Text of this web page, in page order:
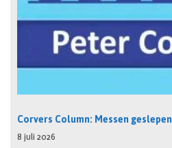
Corvers Column: Messen geslepen
8 juli 2026